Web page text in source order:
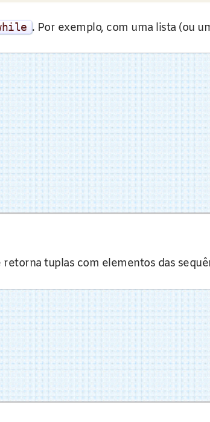
. Por exemplo, com uma lista (ou
tuplas com elementos das